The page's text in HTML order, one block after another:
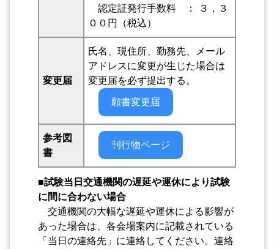
認定証発行手数料 ： ３，３
００円（税込）
変更届
氏名、現住所、勤務先、メール
アドレスに変更が生じた場合は
変更届を必ず提出する。
願書変更届
参考図
書
刊行物ページ
■試験当日交通機関の遅延や運休により試験
に間に合わない場合
交通機関の大幅な遅延や運休による影響が
あった場合は、各会場案内に記載されている
「当日の連絡先」に連絡してください。連絡